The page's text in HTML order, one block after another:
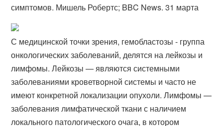
симптомов. Мишель Робертс; BBC News. 31 марта
С медицинской точки зрения, гемобластозы - группа
онкологических заболеваний, делятся на лейкозы и
лимфомы. Лейкозы — являются системными
заболеваниями кроветворной системы и часто не
имеют конкретной локализации опухоли. Лимфомы —
заболевания лимфатической ткани с наличием
локального патологического очага, в котором